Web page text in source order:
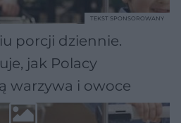
porcji dziennie.
jak Polacy
warzywa i owoce
TEKST SPONSOROWANY